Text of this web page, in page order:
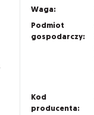
Waga:
Podmiot
gospodarczy:
Kod
producenta: